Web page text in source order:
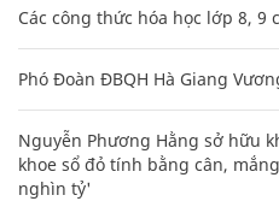
Các công thức hóa học lớp 8, 9
Phó Đoàn ĐBQH Hà Giang
Nguyễn Phương Hằng sở hữu
khoe sổ đỏ tính bằng cân,
nghìn tỷ'